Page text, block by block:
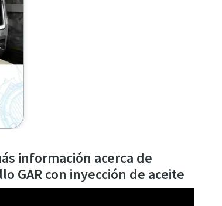
información acerca de
GAR con inyección de aceite